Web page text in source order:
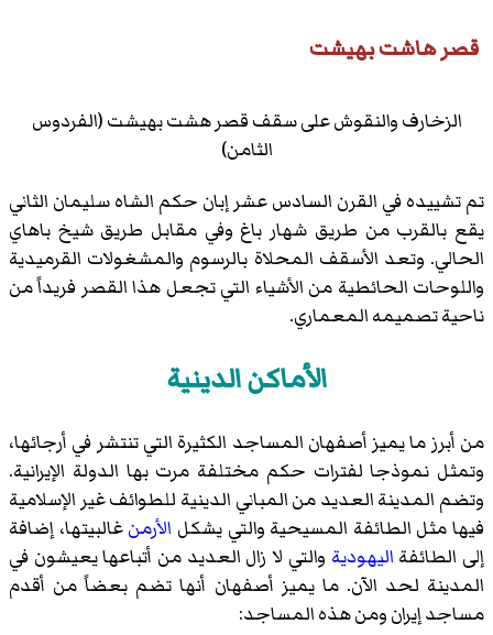
قصر هاشت بهيشت
الزخارف والنقوش على سقف قصر هشت بهيشت (الفردوس
الثامن)
تم تشييده في القرن السادس عشر إبان حكم الشاه سليمان الثاني
يقع بالقرب من طريق شهار باغ وفي مقابل طريق شيخ باهاي
الحالي. وتعد الأسقف المحلاة بالرسوم والمشغولات القرميدية
واللوحات الحائطية من الأشياء التي تجعل هذا القصر فريداً من
ناحية تصميمه المعماري.
الأماكن الدينية
من أبرز ما يميز أصفهان المساجد الكثيرة التي تنتشر في أرجائها،
وتمثل نموذجا لفترات حكم مختلفة مرت بها الدولة الإيرانية.
وتضم المدينة العديد من المباني الدينية للطوائف غير الإسلامية
فيها مثل الطائفة المسيحية والتي يشكل الأرمنغالبيتها، إضافة
إلى الطائفة اليهودية والتي لا زال العديد من أتباعها يعيشون في
المدينة لحد الآن. ما يميز أصفهان أنها تضم بعضاً من أقدم
مساجد إيران ومن هذه المساجد: